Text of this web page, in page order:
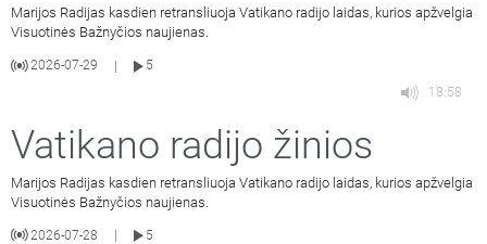
Marijos Radijas kasdien retransliuoja Vatikano radijo laidas, kurios apžvelgia
Visuotinės Bažnyčios naujienas.
2026-07-29
5
18:58
Vatikano radijo žinios
Marijos Radijas kasdien retransliuoja Vatikano radijo laidas, kurios apžvelgia
Visuotinės Bažnyčios naujienas.
2026-07-28 5